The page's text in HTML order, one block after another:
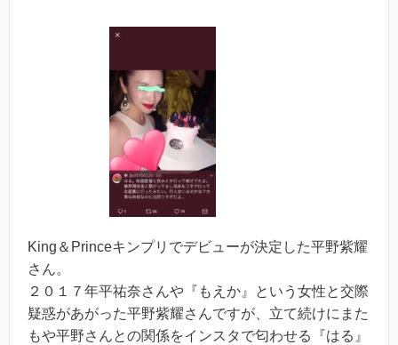
King＆Princeキンプリでデビューが決定した平野紫耀
さん。
２０１７年平祐奈さんや『もえか』という女性と交際
疑惑があがった平野紫耀さんですが、立て続けにまた
もや平野さんとの関係をインスタで匂わせる『はる』